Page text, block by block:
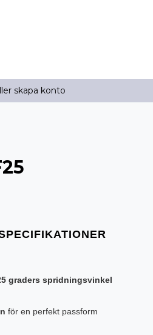
skapa konto
graders spridningsvinkel
för en perfekt passform